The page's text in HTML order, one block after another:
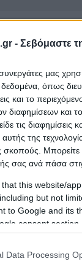
- Σεβόμαστε
συνεργάτες μας
όπως
και το
διαφημίσεων και
τις
της
Μπορείτε
σας ανά πάσα
that this website/
but not
to Google and its
consent section.
Data Processing
14/08/
31/08/